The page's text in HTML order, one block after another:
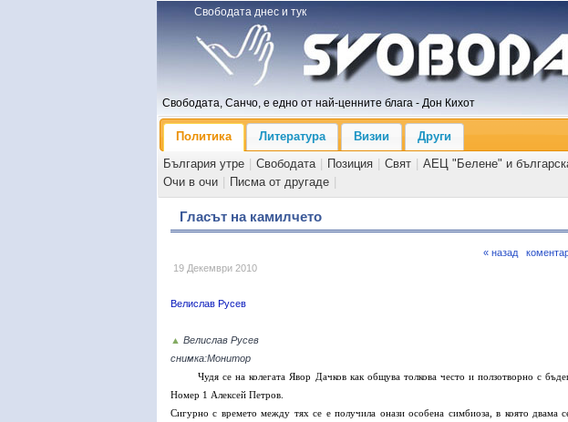
Свободата днес и тук
Свободата, Санчо, е едно от най-ценните блага - Дон Кихот
Политика Литература Визии
Други
България утре
Свободата Позиция Свят АЕЦ "Белене" и
Очи в очи
Писма от другаде
Гласът на камилчето
19 Декември 2010
« назад
Велислав Русев
▲ Велислав Русев
снимка:Монитор
Чудя се на колегата Явор Дачков как общува толкова често и ползотворно с
Номер 1 Алексей Петров.
Сигурно с времето между тях се е получила онази особена симбиоза, в която двама